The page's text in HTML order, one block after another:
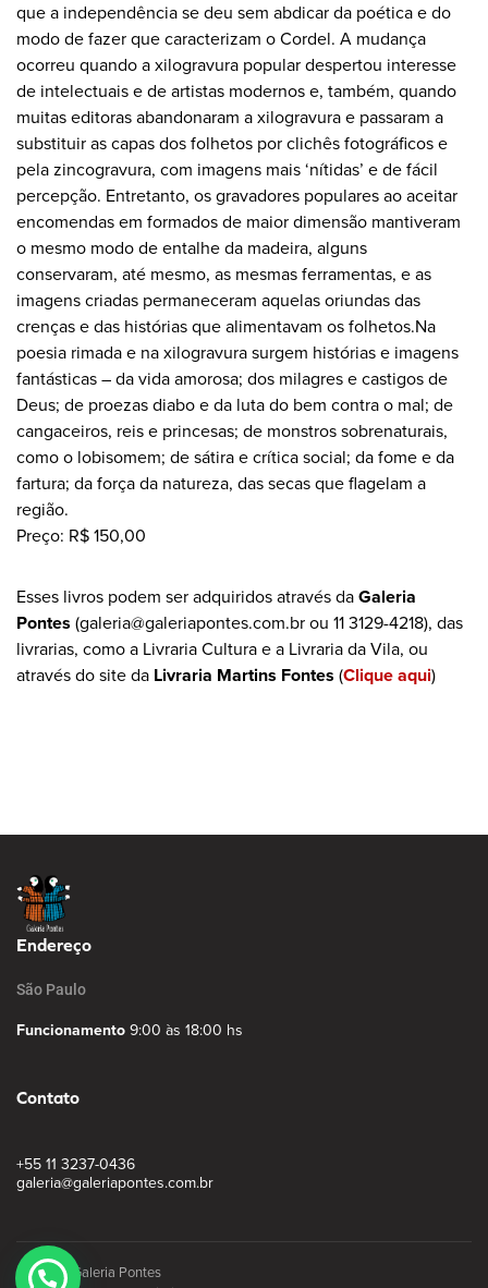
que a independência se deu sem abdicar da poética e do
modo de fazer que caracterizam o Cordel. A mudança
ocorreu quando a xilogravura popular despertou interesse
de intelectuais e de artistas modernos e, também, quando
muitas editoras abandonaram a xilogravura e passaram a
substituir as capas dos folhetos por clichês fotográficos e
pela zincogravura, com imagens mais ‘nítidas’ e de fácil
percepção. Entretanto, os gravadores populares ao aceitar
encomendas em formados de maior dimensão mantiveram
o mesmo modo de entalhe da madeira, alguns
conservaram, até mesmo, as mesmas ferramentas, e as
imagens criadas permaneceram aquelas oriundas das
crenças e das histórias que alimentavam os folhetos.Na
poesia rimada e na xilogravura surgem histórias e imagens
fantásticas – da vida amorosa; dos milagres e castigos de
Deus; de proezas diabo e da luta do bem contra o mal; de
cangaceiros, reis e princesas; de monstros sobrenaturais,
como o lobisomem; de sátira e crítica social; da fome e da
fartura; da força da natureza, das secas que flagelam a
região.
Preço: R$ 150,00
Esses livros podem ser adquiridos através da Galeria
Pontes (galeria@galeriapontes.com.br ou 11 3129-4218), das
livrarias, como a Livraria Cultura e a Livraria da Vila, ou
através do site da Livraria Martins Fontes (Clique aqui)
Endereço
São Paulo
Funcionamento 9:00 às 18:00 hs
Contato
+55 11 3237-0436
galeria@galeriapontes.com.br
© 2026, Galeria Pontes